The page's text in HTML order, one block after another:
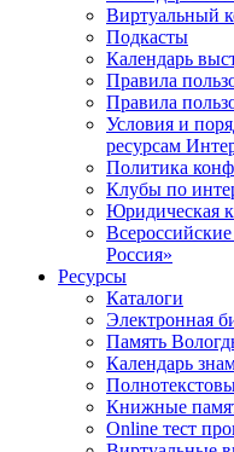
Виртуальный
Подкасты
Календарь
Правила
Правила
Условия и
ресурсам
Политика
Клубы по
Юридическая
Россия»
Ресурсы
Каталоги
Электронная
Память
Календарь
Книжные
Online тест